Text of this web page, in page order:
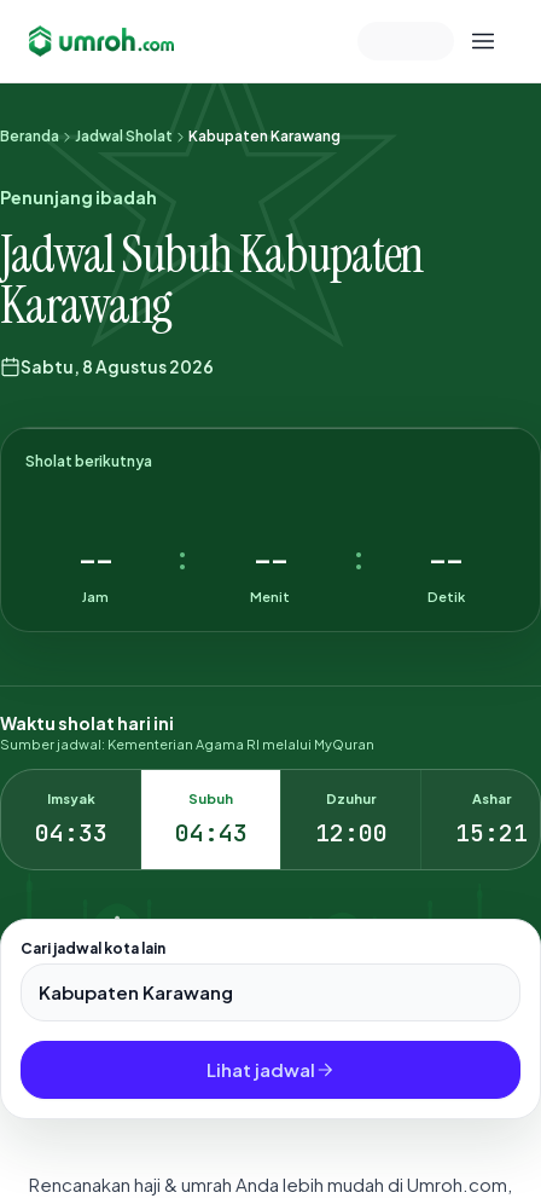
Memeriksa sesi akun
Beranda Jadwal Sholat Kabupaten Karawang
Penunjang ibadah
Jadwal Subuh Kabupaten
Karawang
Sabtu, 8 Agustus 2026
Sholat berikutnya
--
Jam
: --
Menit
: --
Detik
Waktu sholat hari ini
Sumber jadwal: Kementerian Agama RI melalui MyQuran
Imsyak
04:33
Subuh
04:43
Dzuhur
12:00
Ashar
15:21
Cari jadwal kota lain
Pilih salah satu dari 500+ kota dan kabupaten di Indonesia.
Lihat jadwal
Rencanakan haji & umrah Anda lebih mudah di Umroh.com,